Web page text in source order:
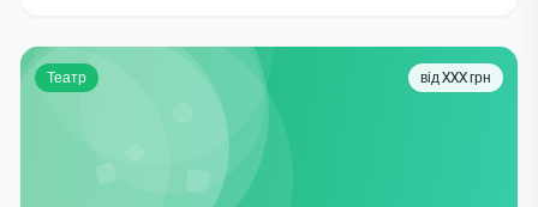
Театр від XXX грн